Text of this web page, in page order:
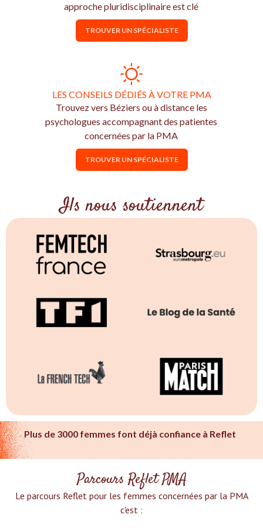
approche pluridisciplinaire est clé
TROUVER UN SPÉCIALISTE
LES CONSEILS DÉDIÉS À VOTRE PMA
Trouvez vers Béziers ou à distance les
psychologues accompagnant des patientes
concernées par la PMA
TROUVER UN SPÉCIALISTE
Ils nous soutiennent
Plus de 3000 femmes font déjà confiance à Reflet
Parcours Reflet PMA
Le parcours Reflet pour les femmes concernées par la PMA
c'est :‍